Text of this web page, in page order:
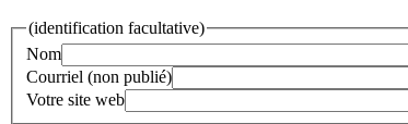
(identification facultative)
Nom
Courriel (non publié)
Votre site web